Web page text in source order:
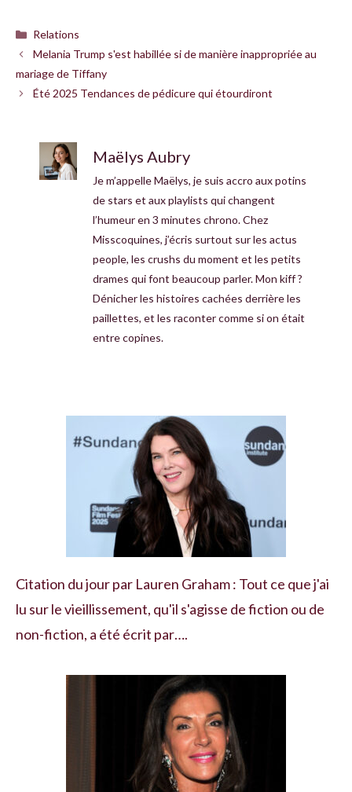
Catégories
Relations
Melania Trump s'est habillée si de manière inappropriée au
mariage de Tiffany
Été 2025 Tendances de pédicure qui étourdiront
Maëlys Aubry
Je m’appelle Maëlys, je suis accro aux potins
de stars et aux playlists qui changent
l’humeur en 3 minutes chrono. Chez
Misscoquines, j’écris surtout sur les actus
people, les crushs du moment et les petits
drames qui font beaucoup parler. Mon kiff ?
Dénicher les histoires cachées derrière les
paillettes, et les raconter comme si on était
entre copines.
Citation du jour par Lauren Graham : Tout ce que j'ai
lu sur le vieillissement, qu'il s'agisse de fiction ou de
non-fiction, a été écrit par….